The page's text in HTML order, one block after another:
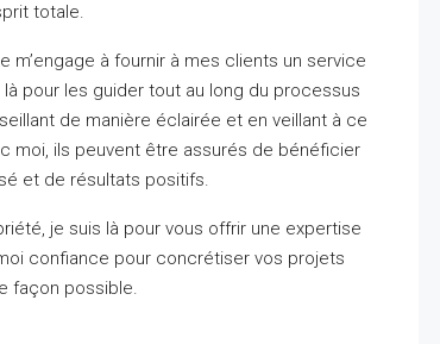
totale.
à fournir à mes clients un service
là pour les guider tout au long du processus
de manière éclairée et en veillant à ce
moi, ils peuvent être assurés de bénéficier
et de résultats positifs.
je suis là pour vous offrir une expertise
confiance pour concrétiser vos projets
façon possible.